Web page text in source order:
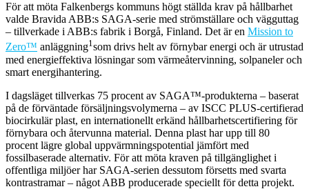
För att möta Falkenbergs kommuns högt ställda krav på hållbarhet
valde Bravida ABB:s SAGA-serie med strömställare och vägguttag
– tillverkade i ABB:s fabrik i Borgå, Finland. Det är en Mission to
Zero™ anläggning1som drivs helt av förnybar energi och är utrustad
med energieffektiva lösningar som värmeåtervinning, solpaneler och
smart energihantering.
I dagsläget tillverkas 75 procent av SAGA™-produkterna – baserat
på de förväntade försäljningsvolymerna – av ISCC PLUS-certifierad
biocirkulär plast, en internationellt erkänd hållbarhetscertifiering för
förnybara och återvunna material. Denna plast har upp till 80
procent lägre global uppvärmningspotential jämfört med
fossilbaserade alternativ. För att möta kraven på tillgänglighet i
offentliga miljöer har SAGA-serien dessutom försetts med svarta
kontrastramar – något ABB producerade speciellt för detta projekt.